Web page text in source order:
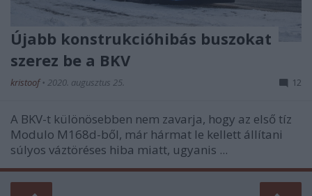
Újabb konstrukcióhibás buszokat
szerez be a BKV
kristoof• 2020. augusztus 25. 12
A BKV-t különösebben nem zavarja, hogy az első tíz
Modulo M168d-ből, már hármat le kellett állítani
súlyos váztöréses hiba miatt, ugyanis ...